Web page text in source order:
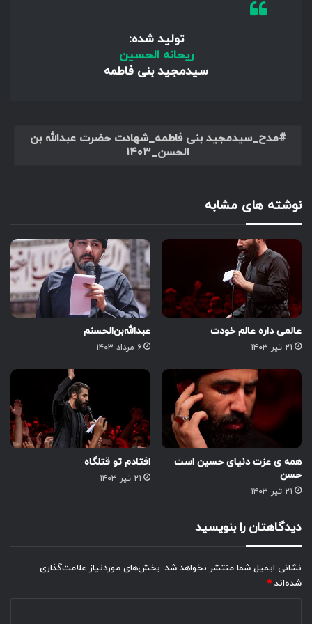
تولید شده:
ریحانه الحسین
سیدمجید بنی فاطمه
مدح_سیدمجید بنی فاطمه_شهادت حضرت عبدالله بن
الحسن_۱۴۰۳
نوشته های مشابه
عالمی داره عالم خودت
۲۱ تیر ۱۴۰۳
عبدالله‌بن‌الحسنم
۶ مرداد ۱۴۰۳
همه ی عزت دنیای حسین است
حسن
۲۱ تیر ۱۴۰۳
افتادم تو قتلگاه
۲۱ تیر ۱۴۰۳
دیدگاهتان را بنویسید
نشانی ایمیل شما منتشر نخواهد شد. بخش‌های موردنیاز علامت‌گذاری
شده‌اند *